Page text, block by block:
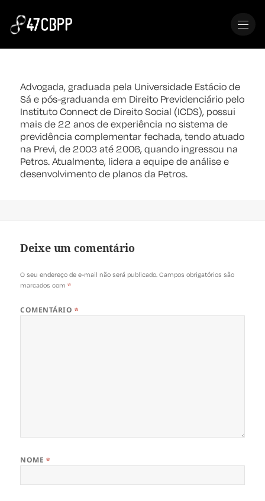
MENU
Advogada, graduada pela Universidade Estácio de
Sá e pós-graduanda em Direito Previdenciário pelo
Instituto Connect de Direito Social (ICDS), possui
mais de 22 anos de experiência no sistema de
previdência complementar fechada, tendo atuado
na Previ, de 2003 até 2006, quando ingressou na
Petros. Atualmente, lidera a equipe de análise e
desenvolvimento de planos da Petros.
Deixe um comentário
O seu endereço de e-mail não será publicado. Campos obrigatórios são
marcados com*
COMENTÁRIO *
NOME *